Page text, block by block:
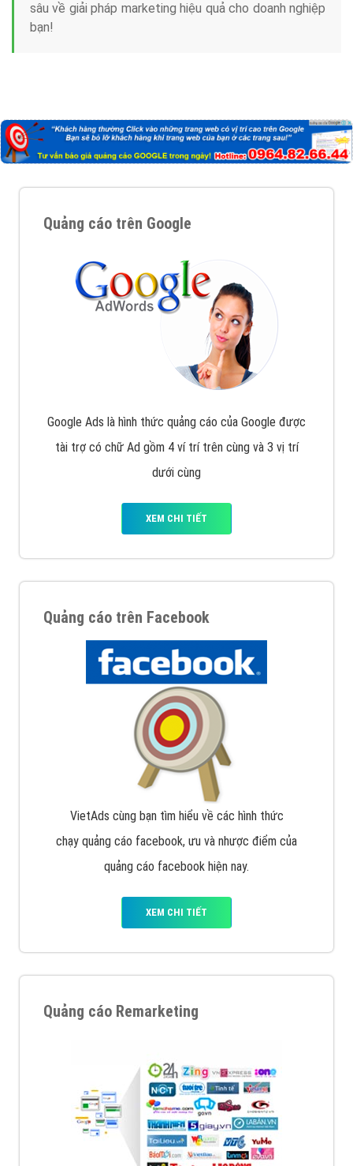
sâu về giải pháp marketing hiệu quả cho doanh nghiệp
bạn!
Quảng cáo trên Google
Google Ads là hình thức quảng cáo của Google được
tài trợ có chữ Ad gồm 4 ví trí trên cùng và 3 vị trí
dưới cùng
XEM CHI TIẾT
Quảng cáo trên Facebook
VietAds cùng bạn tìm hiểu về các hình thức
chạy quảng cáo facebook, ưu và nhược điểm của
quảng cáo facebook hiện nay.
XEM CHI TIẾT
Quảng cáo Remarketing